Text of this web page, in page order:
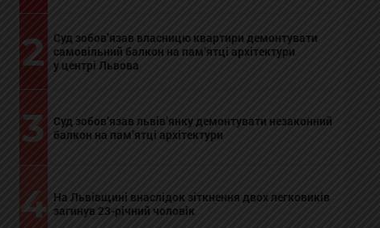
2
Суд зобов’язав власницю квартири демонтувати
самовільний балкон на пам’ятці архітектури
у центрі Львова
3
Суд зобов’язав львів’янку демонтувати незаконний
балкон на пам’ятці архітектури
4 На Львівщині внаслідок зіткнення двох легковиків
загинув 23-річний чоловік